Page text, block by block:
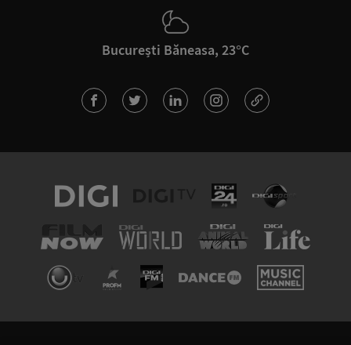
București Băneasa, 23°C